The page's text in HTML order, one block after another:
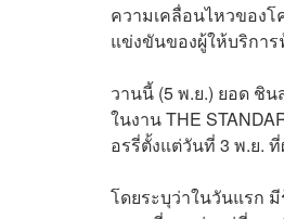
ความเคลื่อนไหวของ
แข่งขันของผู้ให้บริการ
วานนี้ (5 พ.ย.) ยอด ชิน
ในงาน THE
อรรี่ตั้งแต่วันที่ 3 พ.ย.
โดยระบุว่าในวันแรก